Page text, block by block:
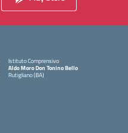
Istituto Comprensivo
Aldo Moro Don Tonino Bello
Rutigliano (BA)
— Visita la pagina iniziale della scuola